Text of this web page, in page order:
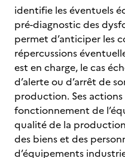
identifie les éventuels
pré-diagnostic des
permet d’anticiper les
répercussions
est en charge, le cas
d’alerte ou d’arrêt de
production. Ses
fonctionnement de
qualité de la
des biens et des
d’équipements